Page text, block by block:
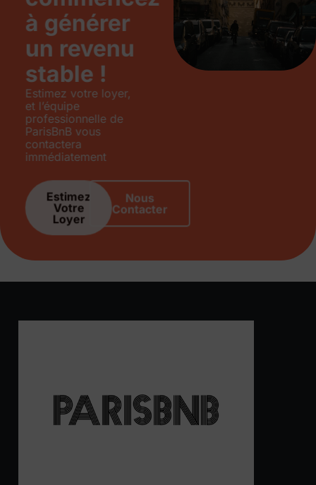
à générer
un revenu
stable !
Estimez votre loyer,
et l’équipe
professionnelle de
ParisBnB vous
contactera
immédiatement
Estimez
Votre
Loyer
Nous
Contacter